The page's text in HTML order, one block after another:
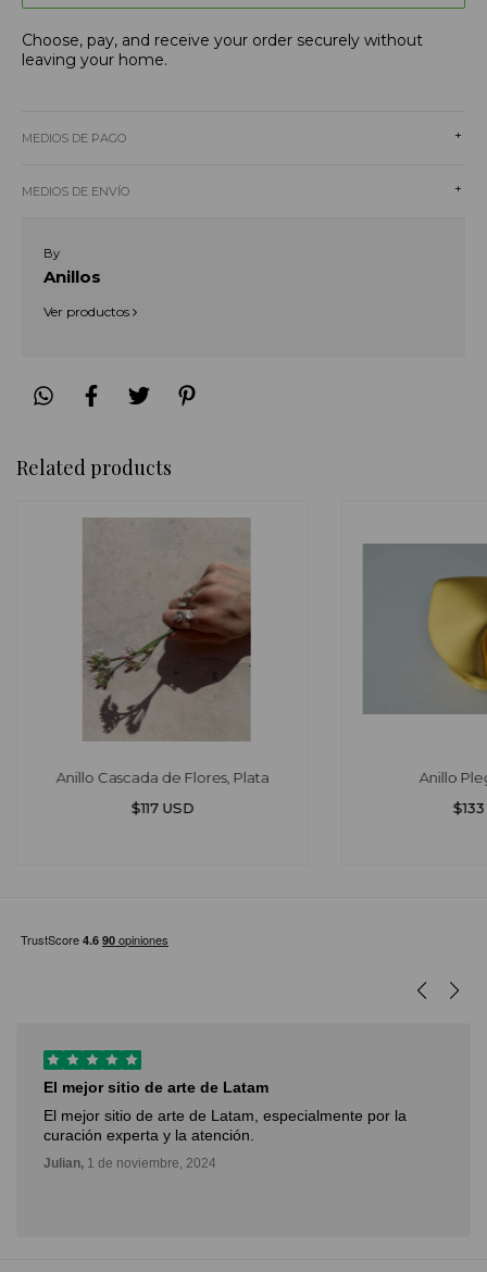
Choose, pay, and receive your order securely without
leaving your home.
+
MEDIOS DE PAGO
+
MEDIOS DE ENVÍO
By
Anillos
Ver productos
Related products
Anillo Cascada de Flores, Plata
$117 USD
Anillo
El mejor sitio de arte de Latam
El mejor sitio de arte de Latam, especialmente por la
curación experta y la atención.
Julian, 1 de noviembre, 2024